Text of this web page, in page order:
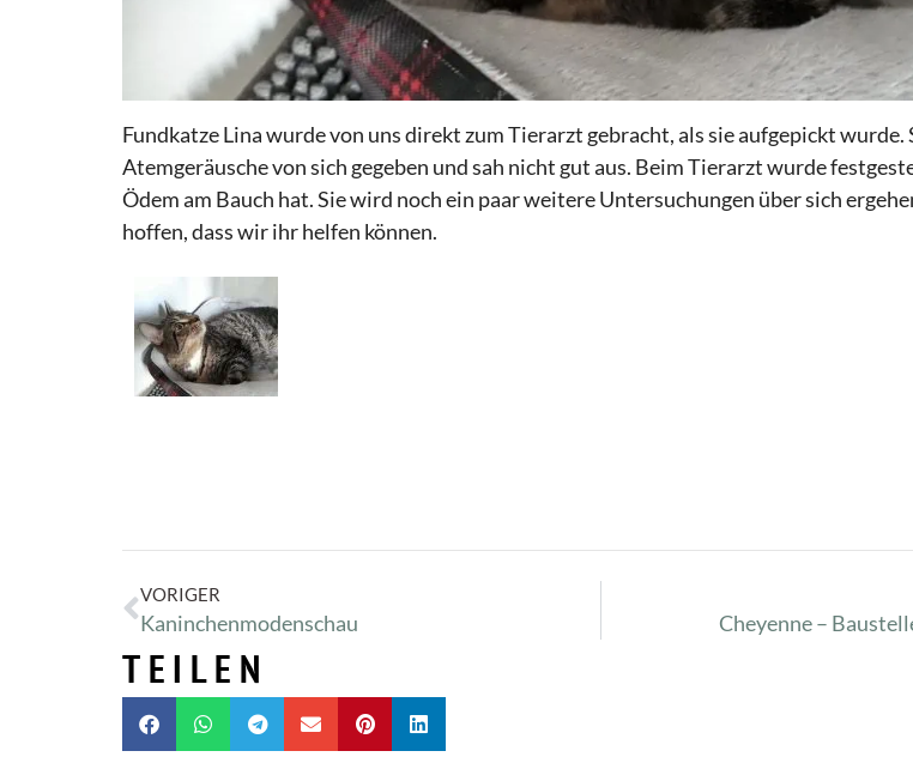
Fundkatze Lina wurde von uns direkt zum Tierarzt gebracht, als sie aufgepickt wurde.
Atemgeräusche von sich gegeben und sah nicht gut aus. Beim Tierarzt wurde
Ödem am Bauch hat. Sie wird noch ein paar weitere Untersuchungen über sich
hoffen, dass wir ihr helfen können.
VORIGER
Kaninchenmodenschau Cheyenne –
TEILEN